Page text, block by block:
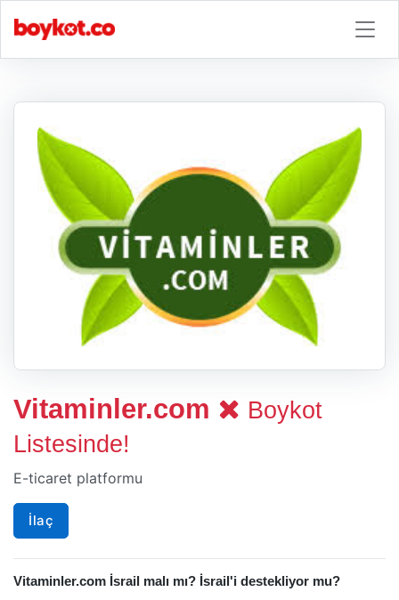
Vitaminler.com
Boykot
Listesinde!
E-ticaret platformu
İlaç
Vitaminler.com İsrail malı mı? İsrail'i destekliyor mu?